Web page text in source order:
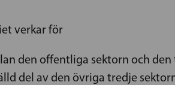
verkar för
den offentliga sektorn och
del av den övriga tredje